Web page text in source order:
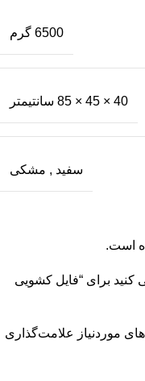
6500 گرم
40 × 45 × 85 سانتیمتر
سفید , مشکی
است.
کنید برای “فایل کشویی
موردنیاز علامت‌گذاری